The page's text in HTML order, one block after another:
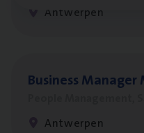
Antwerpen
Busi­ness
Antwerpen